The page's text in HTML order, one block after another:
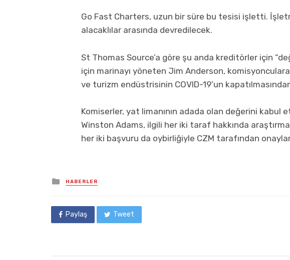
Go Fast Charters, uzun bir süre bu tesisi işletti.
alacaklılar arasında devredilecek.
St Thomas Source’a göre şu anda kreditörler için
için marinayı yöneten Jim Anderson,
ve turizm endüstrisinin COVID-19’un
Komiserler, yat limanının adada olan değerini kabul
Winston Adams, ilgili her iki taraf hakkında
her iki başvuru da oybirliğiyle CZM tarafından
Posted
in
HABERLER
Paylaş Tweet